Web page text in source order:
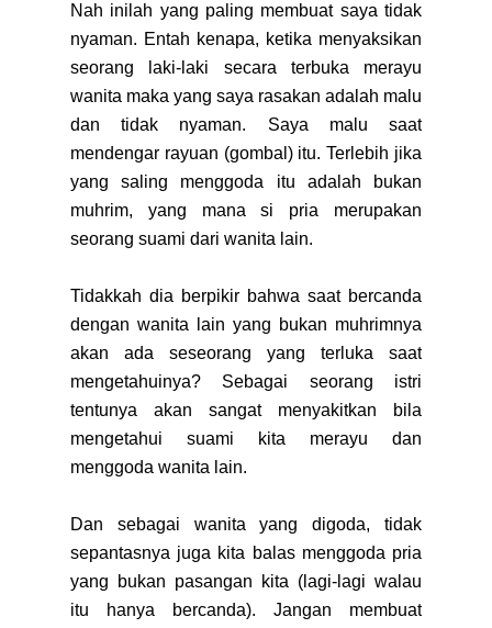
Nah inilah yang paling membuat saya tidak
nyaman. Entah kenapa, ketika menyaksikan
seorang laki-laki secara terbuka merayu
wanita maka yang saya rasakan adalah malu
dan tidak nyaman. Saya malu saat
mendengar rayuan (gombal) itu. Terlebih jika
yang saling menggoda itu adalah bukan
muhrim, yang mana si pria merupakan
seorang suami dari wanita lain.
Tidakkah dia berpikir bahwa saat bercanda
dengan wanita lain yang bukan muhrimnya
akan ada seseorang yang terluka saat
mengetahuinya? Sebagai seorang istri
tentunya akan sangat menyakitkan bila
mengetahui suami kita merayu dan
menggoda wanita lain.
Dan sebagai wanita yang digoda, tidak
sepantasnya juga kita balas menggoda pria
yang bukan pasangan kita (lagi-lagi walau
itu hanya bercanda). Jangan membuat